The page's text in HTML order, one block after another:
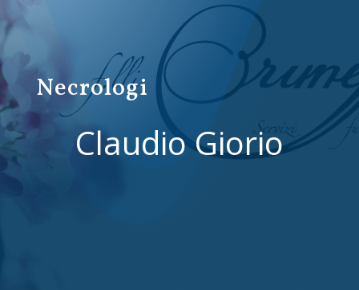
Necrologi
Claudio Giorio